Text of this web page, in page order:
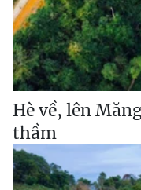
Hè về, lên
thầm